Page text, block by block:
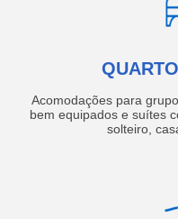
Acomodações para
bem equipados e suítes
solteiro,